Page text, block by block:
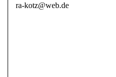
ra-kotz@web.de